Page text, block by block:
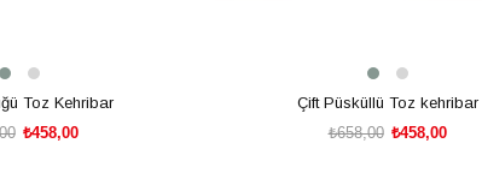
Toz Kehribar
₺458,00
Çift Püsküllü Toz kehribar
₺458,00
₺658,00